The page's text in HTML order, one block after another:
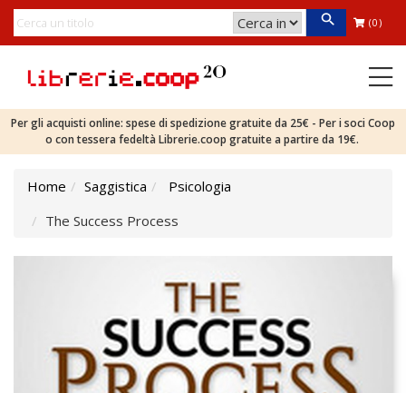
(0)
Per gli acquisti online: spese di spedizione gratuite da 25€ - Per i soci Coop
o con tessera fedeltà Librerie.coop gratuite a partire da 19€.
Home Saggistica
Psicologia
The Success Process